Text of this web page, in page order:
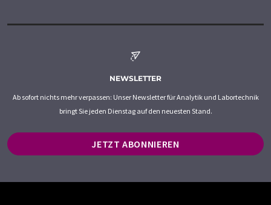
NEWSLETTER
Ab sofort nichts mehr verpassen: Unser Newsletter für Analytik und Labortechnik
bringt Sie jeden Dienstag auf den neuesten Stand.
JETZT ABONNIEREN